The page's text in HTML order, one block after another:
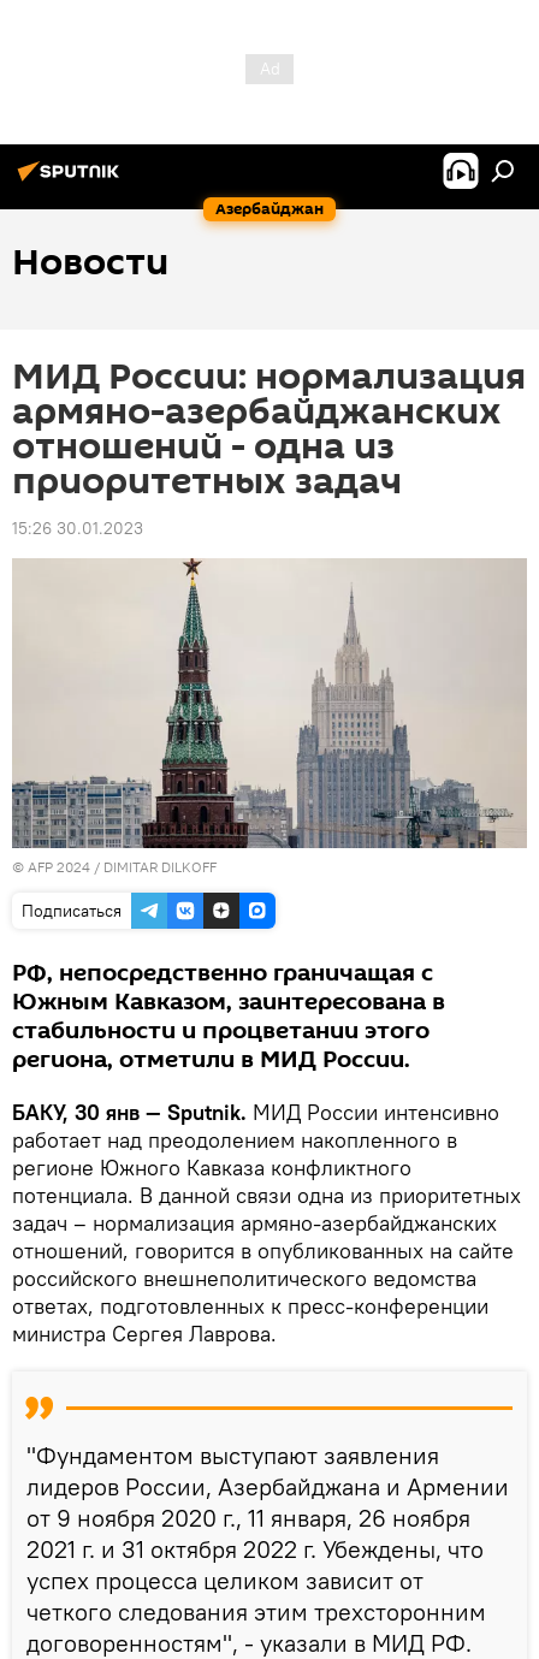
Азербайджан
Новости
МИД России: нормализация
армяно-азербайджанских
отношений - одна из
приоритетных задач
15:26 30.01.2023
© AFP 2024 / DIMITAR DILKOFF
Подписаться
РФ, непосредственно граничащая с
Южным Кавказом, заинтересована в
стабильности и процветании этого
региона, отметили в МИД России.
БАКУ, 30 янв — Sputnik. МИД России интенсивно
работает над преодолением накопленного в
регионе Южного Кавказа конфликтного
потенциала. В данной связи одна из приоритетных
задач – нормализация армяно-азербайджанских
отношений, говорится в опубликованных на сайте
российского внешнеполитического ведомства
ответах, подготовленных к пресс-конференции
министра Сергея Лаврова.
"Фундаментом выступают заявления
лидеров России, Азербайджана и Армении
от 9 ноября 2020 г., 11 января, 26 ноября
2021 г. и 31 октября 2022 г. Убеждены, что
успех процесса целиком зависит от
четкого следования этим трехсторонним
договоренностям", - указали в МИД РФ.